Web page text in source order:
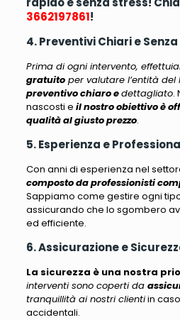
3662197861!
4. Preventivi Chiari e
Prima di ogni intervento,
gratuitoper valutare l’entità del
preventivo chiaro edettagliato.
nascosti e il nostro obiettivo è
qualità al giusto prezzo.
5. Esperienza e
Con anni di esperienza nel
composto da professionisti
Sappiamo come gestire ogni
assicurando che lo sgombero
ed efficiente.
6. Assicurazione e
La sicurezza è una nostra
interventi sono coperti da
tranquillità ai nostri clientiin
accidentali.